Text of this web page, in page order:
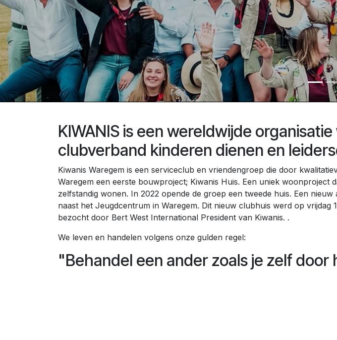
KIWANIS is een wereldwijde
clubverband kinderen dienen en
Kiwanis Waregem is een serviceclub en vriendengroep die door
Waregem een eerste bouwproject; Kiwanis Huis. Een uniek
zelfstandig wonen. In 2022 opende de groep een tweede huis. Een
naast het Jeugdcentrum in Waregem. Dit nieuw clubhuis werd op
bezocht door Bert West International President van Kiwanis. .
We leven en handelen volgens onze gulden regel:
"Behandel een ander zoals je zelf